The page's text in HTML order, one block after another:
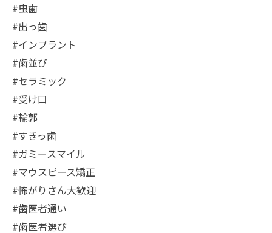
#虫歯
#出っ歯
#インプラント
#歯並び
#セラミック
#受け口
#輪郭
#すきっ歯
#ガミースマイル
#マウスピース矯正
#怖がりさん大歓迎
#歯医者通い
#歯医者選び